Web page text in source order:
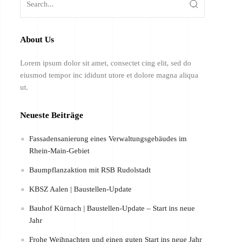
About Us
Lorem ipsum dolor sit amet, consectet cing elit, sed do
eiusmod tempor inc ididunt utore et dolore magna aliqua
ut.
Neueste Beiträge
Fassadensanierung eines Verwaltungsgebäudes im
Rhein-Main-Gebiet
Baumpflanzaktion mit RSB Rudolstadt
KBSZ Aalen | Baustellen-Update
Bauhof Kürnach | Baustellen-Update – Start ins neue
Jahr
Frohe Weihnachten und einen guten Start ins neue Jahr